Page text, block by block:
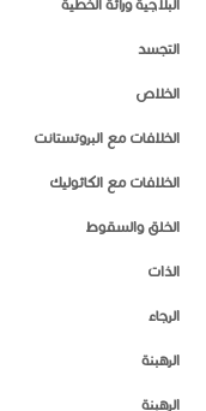
البلاجية وراثة الخطية
التجسد
الخلاص
الخلافات مع البروتستانت
الخلافات مع الكاثوليك
الخلق والسقوط
الذات
الرجاء
الرهبنة
الرهبنة